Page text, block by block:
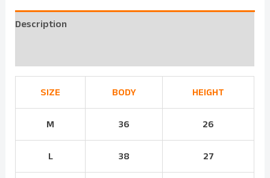
Description
SIZE BODY
HEIGHT
M
36
26
L
38
27